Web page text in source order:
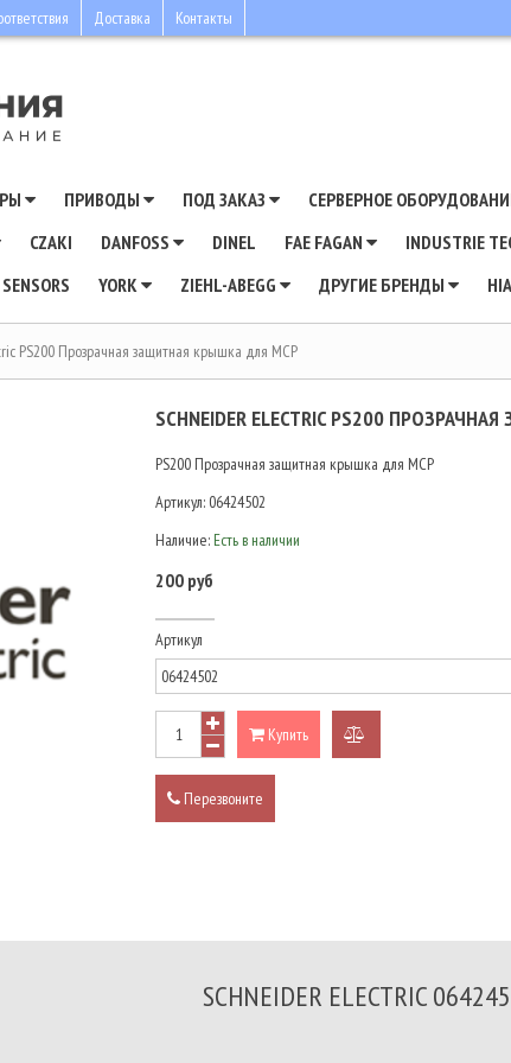
Доставка Контакты
ПРИВОДЫ ПОД ЗАКАЗ СЕРВЕРНОЕ
CZAKI DANFOSS DINEL FAE FAGAN INDUSTRIE
YORK ZIEHL-ABEGG ДРУГИЕ БРЕНДЫ
PS200 Прозрачная защитная крышка для МСР
SCHNEIDER ELECTRIC PS200
PS200 Прозрачная защитная крышка для МСР
Артикул: 06424502
Наличие: Есть в наличии
200 руб
Артикул
Купить
Перезвоните
SCHNEIDER ELECTRIC